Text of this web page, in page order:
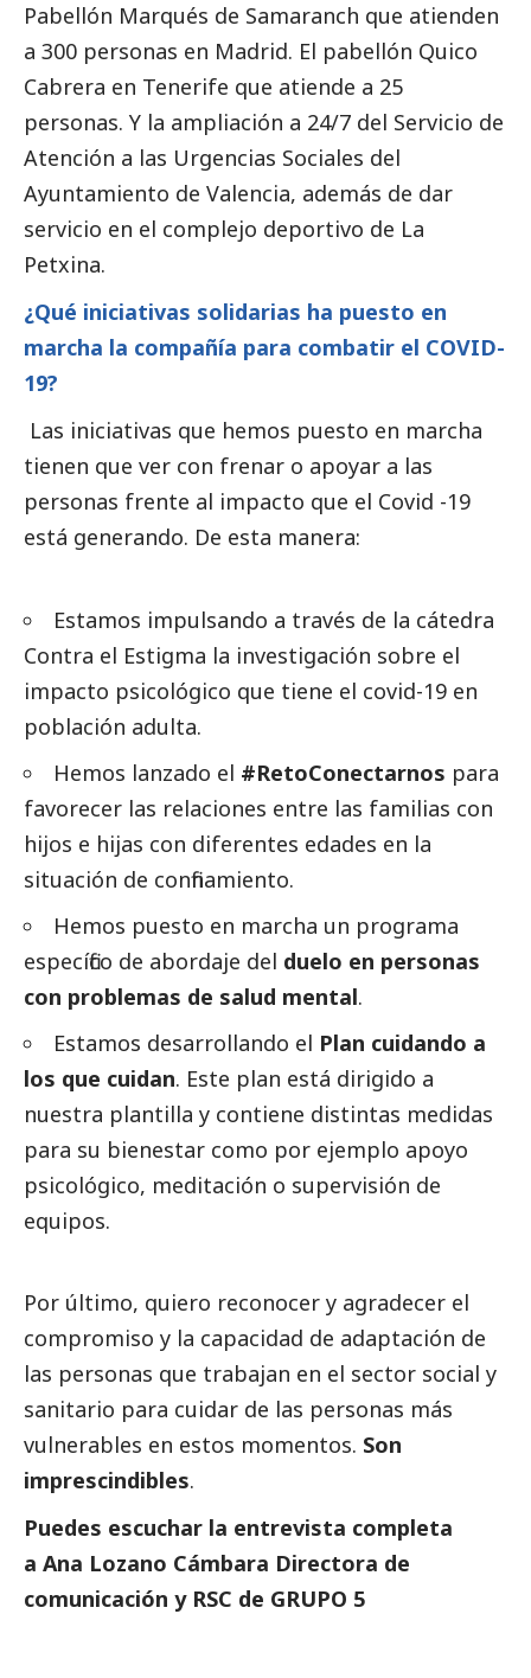
Pabellón Marqués de Samaranch que atienden
a 300 personas en Madrid. El pabellón Quico
Cabrera en Tenerife que atiende a 25
personas. Y la ampliación a 24/7 del Servicio de
Atención a las Urgencias Sociales del
Ayuntamiento de Valencia, además de dar
servicio en el complejo deportivo de La
Petxina.
¿Qué iniciativas solidarias ha puesto en
marcha la compañía para combatir el COVID-
19?
Las iniciativas que hemos puesto en marcha
tienen que ver con frenar o apoyar a las
personas frente al impacto que el Covid -19
está generando. De esta manera:
Estamos impulsando a través de la cátedra
Contra el Estigma la investigación sobre el
impacto psicológico que tiene el covid-19 en
población adulta.
Hemos lanzado el #RetoConectarnos para
favorecer las relaciones entre las familias con
hijos e hijas con diferentes edades en la
situación de confinamiento.
Hemos puesto en marcha un programa
específico de abordaje del duelo en personas
con problemas de salud mental.
Estamos desarrollando el Plan cuidando a
los que cuidan. Este plan está dirigido a
nuestra plantilla y contiene distintas medidas
para su bienestar como por ejemplo apoyo
psicológico, meditación o supervisión de
equipos.
Por último, quiero reconocer y agradecer el
compromiso y la capacidad de adaptación de
las personas que trabajan en el sector social y
sanitario para cuidar de las personas más
vulnerables en estos momentos. Son
imprescindibles.
Puedes escuchar la entrevista completa
a Ana Lozano Cámbara Directora de
comunicación y RSC de GRUPO 5